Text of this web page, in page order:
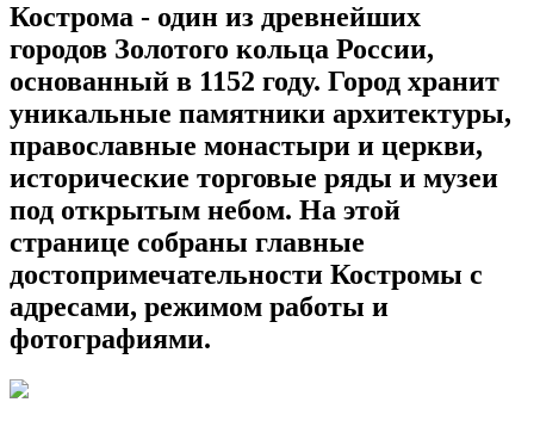
Кострома - один из древнейших
городов Золотого кольца России,
основанный в 1152 году. Город хранит
уникальные памятники архитектуры,
православные монастыри и церкви,
исторические торговые ряды и музеи
под открытым небом. На этой
странице собраны главные
достопримечательности Костромы с
адресами, режимом работы и
фотографиями.